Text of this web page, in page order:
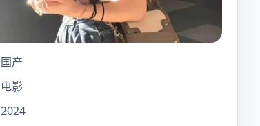
国产
电影
2024